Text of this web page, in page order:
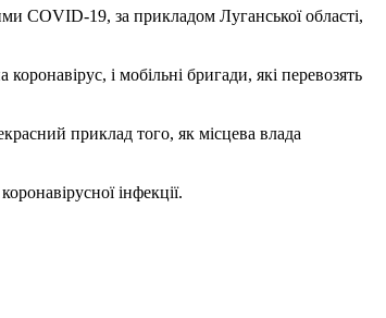
COVID-19, за прикладом Луганської області,
і мобільні бригади, які перевозять
приклад того, як місцева влада
інфекції.